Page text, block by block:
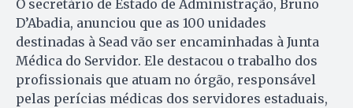
O secretário de Estado de Administração, Bruno
D’Abadia, anunciou que as 100 unidades
destinadas à Sead vão ser encaminhadas à Junta
Médica do Servidor. Ele destacou o trabalho dos
profissionais que atuam no órgão, responsável
pelas perícias médicas dos servidores estaduais,